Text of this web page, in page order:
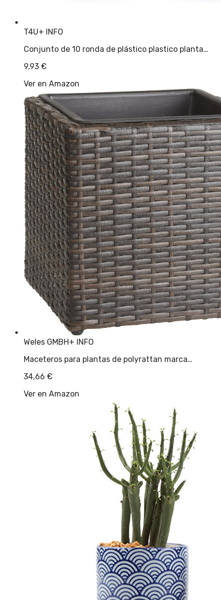
T4U+ INFO
Conjunto de 10 ronda de plástico plastico planta…
9,93 €
Ver en Amazon
Weles GMBH+ INFO
Maceteros para plantas de polyrattan marca…
34,66 €
Ver en Amazon